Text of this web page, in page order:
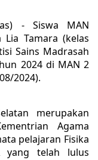
- Siswa MAN
Tamara (kelas
Sains Madrasah
2024 di MAN 2
2024).
merupakan
Agama
pelajaran Fisika
yang telah lulus